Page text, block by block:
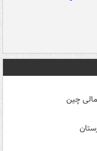
چین